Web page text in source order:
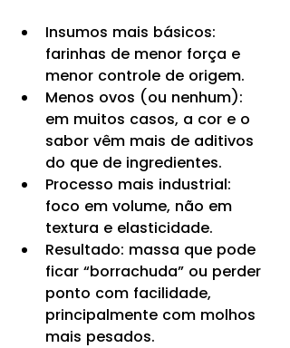
Insumos mais básicos:
farinhas de menor força e
menor controle de origem.
Menos ovos (ou nenhum):
em muitos casos, a cor e o
sabor vêm mais de aditivos
do que de ingredientes.
Processo mais industrial:
foco em volume, não em
textura e elasticidade.
Resultado: massa que pode
ficar “borrachuda” ou perder
ponto com facilidade,
principalmente com molhos
mais pesados.